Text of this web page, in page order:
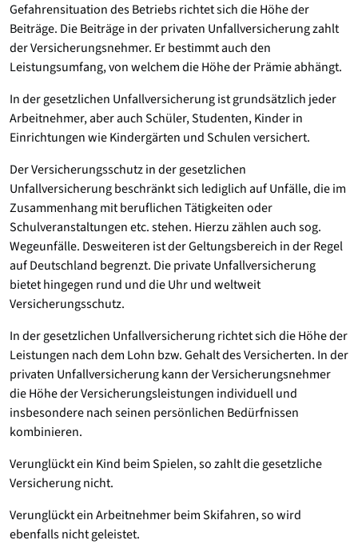
Gefahrensituation des Betriebs richtet sich die Höhe der
Beiträge. Die Beiträge in der privaten Unfallversicherung zahlt
der Versicherungsnehmer. Er bestimmt auch den
Leistungsumfang, von welchem die Höhe der Prämie abhängt.
In der gesetzlichen Unfallversicherung ist grundsätzlich jeder
Arbeitnehmer, aber auch Schüler, Studenten, Kinder in
Einrichtungen wie Kindergärten und Schulen versichert.
Der Versicherungsschutz in der gesetzlichen
Unfallversicherung beschränkt sich lediglich auf Unfälle, die im
Zusammenhang mit beruflichen Tätigkeiten oder
Schulveranstaltungen etc. stehen. Hierzu zählen auch sog.
Wegeunfälle. Desweiteren ist der Geltungsbereich in der Regel
auf Deutschland begrenzt. Die private Unfallversicherung
bietet hingegen rund und die Uhr und weltweit
Versicherungsschutz.
In der gesetzlichen Unfallversicherung richtet sich die Höhe der
Leistungen nach dem Lohn bzw. Gehalt des Versicherten. In der
privaten Unfallversicherung kann der Versicherungsnehmer
die Höhe der Versicherungsleistungen individuell und
insbesondere nach seinen persönlichen Bedürfnissen
kombinieren.
Verunglückt ein Kind beim Spielen, so zahlt die gesetzliche
Versicherung nicht.
Verunglückt ein Arbeitnehmer beim Skifahren, so wird
ebenfalls nicht geleistet.